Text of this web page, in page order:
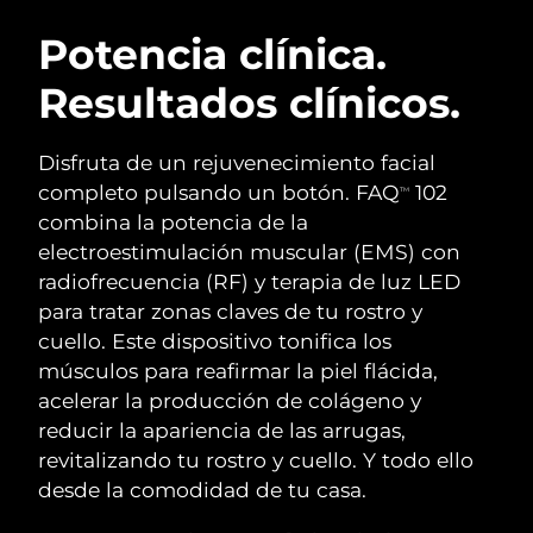
Potencia clínica.
Resultados clínicos.
Disfruta de un rejuvenecimiento facial
completo pulsando un botón. FAQTM
102
combina la potencia de la
electroestimulación muscular (EMS) con
radiofrecuencia (RF) y terapia de luz LED
para tratar zonas claves de tu rostro y
cuello. Este dispositivo tonifica los
músculos para reafirmar la piel flácida,
acelerar la producción de colágeno y
reducir la apariencia de las arrugas,
revitalizando tu rostro y cuello. Y todo ello
desde la comodidad de tu casa.
LUNA™ 4 pack
Anti-aging massage
LUNA™ 4 Plus
Massage, LED heating
LUNA™ 4 Men
For men, anti-aging massage
BEAR™ 2 pack
Microcurrent toning
BEAR™ 2 go
Microcurrent toning on-the-go
BEAR™ 2 eyes & lips
Microcurrent line smoothing device
Hidratación
UFO™ 3 pack
Deep facial hydration
UFO™ 3 LED
Near-infrared and red light therapy
device
Cuidado bucal
issa™ 4
Hybrid silicone sonic toothbrush
issa™ 4 plus
Smart hybrid silicone sonic toothbrush
TRATAMIENTO ANTIEDAD FAQ™
Antiedad Tratamientos LED
NEW
Austria Entrega prevista
Baréin Entrega prevista8/12/26
Bélgica
Bermudas Entrega prevista8/17/26
Bosnia y Herzegovina Entrega prevista8/14/26
Brunéi Entrega prevista
Bulgaria Entrega prevista
Canadá Entrega prevista
Chile Entrega prevista